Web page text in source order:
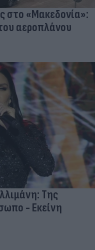
στο «Μακεδονία»:
αεροπλάνου
Της
- Εκείνη